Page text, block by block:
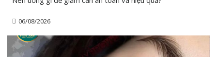
06/08/2026